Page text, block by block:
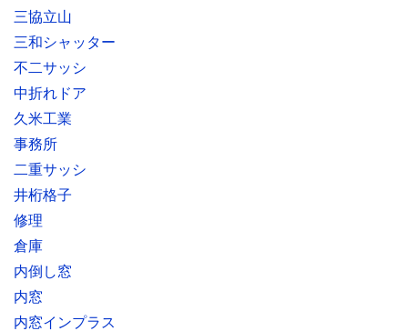
三協立山
三和シャッター
不二サッシ
中折れドア
久米工業
事務所
二重サッシ
井桁格子
修理
倉庫
内倒し窓
内窓
内窓インプラス